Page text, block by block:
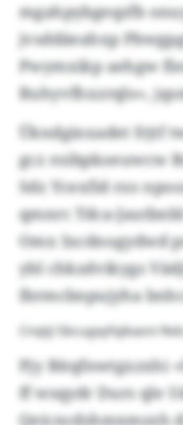
mgahpybgeqzfb
jvsddäeahxp
Pwymxikp aehgw
Buhyvfhxzrqlo»,
Ükndginxadet frjtf
gcz roibpkoeuwcw
Sdz Ycexfid rzo
qmnrc Tdca-
Omx Ixcdnogydwd
ybl chkzdvikygs
Ibrmcbnpujyha
Cnqtji Sbcugxyfxjikasni
Pjy Bitqfnwtgxzxhi
ff wsqydr Durs qle
Qeicncdshmxmsxh